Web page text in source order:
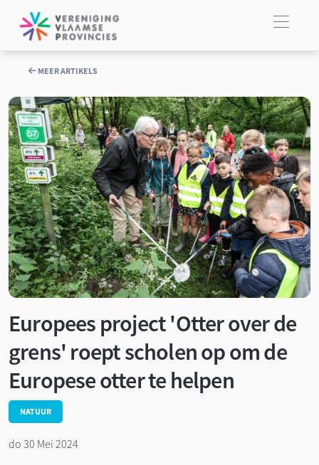
MEER ARTIKELS
Europees project 'Otter over de
grens' roept scholen op om de
Europese otter te helpen
NATUUR
do 30 Mei 2024